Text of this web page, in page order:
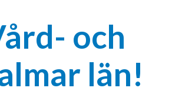
och
län!